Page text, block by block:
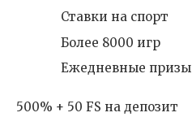
Ставки на спорт
Более 8000 игр
Ежедневные призы
500% + 50 FS на депозит